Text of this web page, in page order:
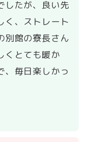
したが、良い先
く、ストレート
別館の寮長さん
くとても暖か
、毎日楽しかっ